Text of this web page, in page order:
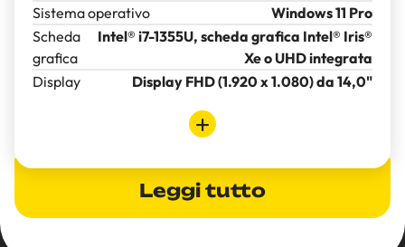
Sistema operativo
Windows 11 Pro
Scheda
grafica
Intel® i7-1355U, scheda grafica Intel® Iris®
Xe o UHD integrata
Display
Display FHD (1.920 x 1.080) da 14,0"
Leggi tutto